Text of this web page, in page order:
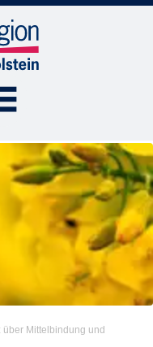
über Mittelbindung und